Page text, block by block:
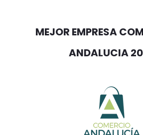
MEJOR EMPRESA
ANDALUCIA